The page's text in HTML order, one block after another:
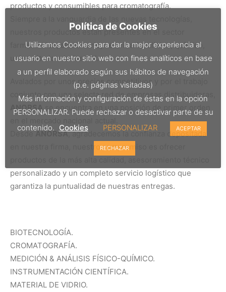
productos y consumibles para cromatografía.
nuestros productos están presentes en el sector
farmacéutico, alimentario, veterinario, clínico, químico,
universitario e industrial.
Avalados por unos precios competitivos y por el trabajo
conjunto con una selecta red de empresas distribuidoras,
ANORSA se encuentra en una posición de primer orden
DesdeANORSA, agradecemos la confianza depositada
en nuestra firma, nuestro compromiso es ofrecer
personalizado y un completo servicio logístico que
garantiza la puntualidad de nuestras entregas.
BIOTECNOLOGÍA.
CROMATOGRAFÍA.
MEDICIÓN & ANÁLISIS FÍSICO-QUÍMICO.
INSTRUMENTACIÓN CIENTÍFICA.
MATERIAL DE VIDRIO.
Política de Cookies
Utilizamos Cookies para dar la mejor experiencia al
usuario en nuestro sitio web con fines analíticos en base
a un perfil elaborado según sus hábitos de navegación
(p.e. páginas visitadas)
Más información y configuración de éstas en la opción
PERSONALIZAR. Puede rechazar o desactivar parte de su
contenido. Cookies PERSONALIZAR ACEPTAR
RECHAZAR